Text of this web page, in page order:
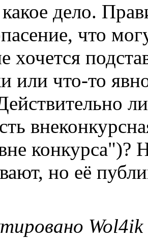
дело.
что
хочется
или что-то
конкурса")?
но её